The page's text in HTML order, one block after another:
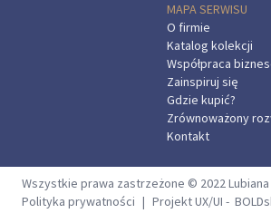
MAPA SERWISU
O firmie
Katalog kolekcji
Współpraca
Zainspiruj się
Gdzie kupić?
Zrównoważony
Kontakt
Wszystkie prawa zastrzeżone © 2022 Lubiana
Polityka prywatności | Projekt UX/UI -